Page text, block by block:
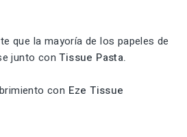
que la mayoría de los papeles de
junto conTissue Pasta.
con Eze Tissue